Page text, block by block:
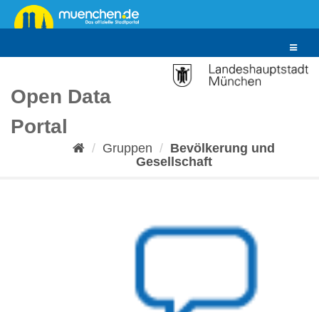
Überspringen
zum
Toggle
Open Data
Portal
Gruppen
Bevölkerung und
Gesellschaft